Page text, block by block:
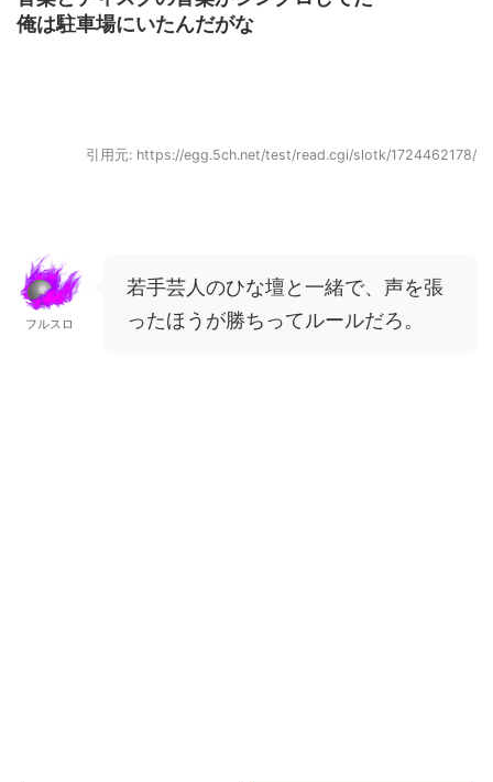
俺は駐車場にいたんだがな
引用元: https://egg.5ch.net/test/read.cgi/slotk/1724462178/
フルスロ
若手芸人のひな壇と一緒で、声を張
ったほうが勝ちってルールだろ。